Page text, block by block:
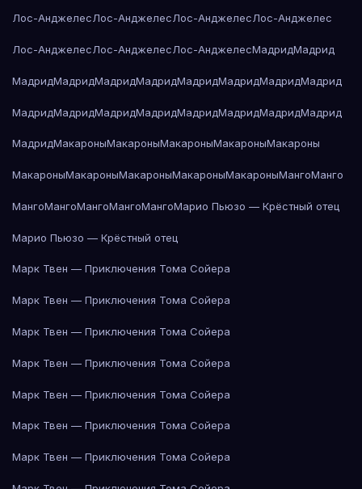
Лос-АнджелесЛос-АнджелесЛос-АнджелесЛос-Анджелес
Лос-АнджелесЛос-АнджелесЛос-АнджелесМадридМадрид
МадридМадридМадридМадридМадридМадридМадридМадрид
МадридМадридМадридМадридМадридМадридМадридМадрид
МадридМакароныМакароныМакароныМакароныМакароны
МакароныМакароныМакароныМакароныМакароныМангоМанго
МангоМангоМангоМангоМангоМарио Пьюзо — Крёстный отец
Марио Пьюзо — Крёстный отец
Марк Твен — Приключения Тома Сойера
Марк Твен — Приключения Тома Сойера
Марк Твен — Приключения Тома Сойера
Марк Твен — Приключения Тома Сойера
Марк Твен — Приключения Тома Сойера
Марк Твен — Приключения Тома Сойера
Марк Твен — Приключения Тома Сойера